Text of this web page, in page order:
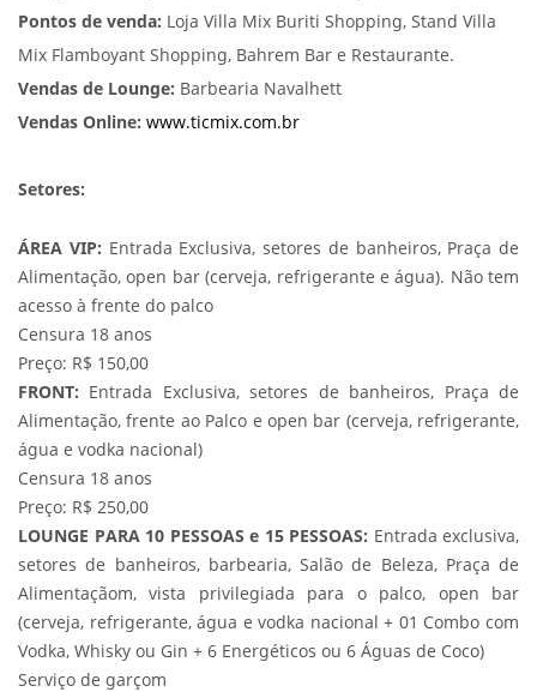
Pontos de venda: Loja Villa Mix Buriti Shopping, Stand Villa
Mix Flamboyant Shopping, Bahrem Bar e Restaurante.
Vendas de Lounge: Barbearia Navalhett
Vendas Online: www.ticmix.com.br
Setores:
ÁREA VIP: Entrada Exclusiva, setores de banheiros, Praça de
Alimentação, open bar (cerveja, refrigerante e água). Não tem
acesso à frente do palco
Censura 18 anos
Preço: R$ 150,00
FRONT: Entrada Exclusiva, setores de banheiros, Praça de
Alimentação, frente ao Palco e open bar (cerveja, refrigerante,
água e vodka nacional)
Censura 18 anos
Preço: R$ 250,00
LOUNGE PARA 10 PESSOAS e 15 PESSOAS: Entrada exclusiva,
setores de banheiros, barbearia, Salão de Beleza, Praça de
Alimentaçãom, vista privilegiada para o palco, open bar
(cerveja, refrigerante, água e vodka nacional + 01 Combo com
Vodka, Whisky ou Gin + 6 Energéticos ou 6 Águas de Coco)
Serviço de garçom